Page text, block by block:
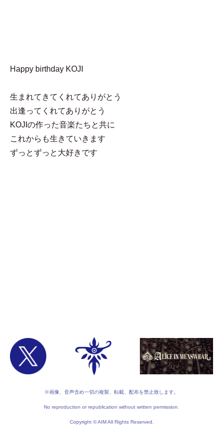
Happy birthday KOJI
生まれてきてくれてありがとう
出逢ってくれてありがとう
KOJIの作った音楽たちと共に
これからも生きていきます
ずっとずっと大好きです
※画像、音声含め一切の複製、転載、配布を禁止致します。
No reproduction or republication without written permission.
Copyright © AIM All Rights Reserved.